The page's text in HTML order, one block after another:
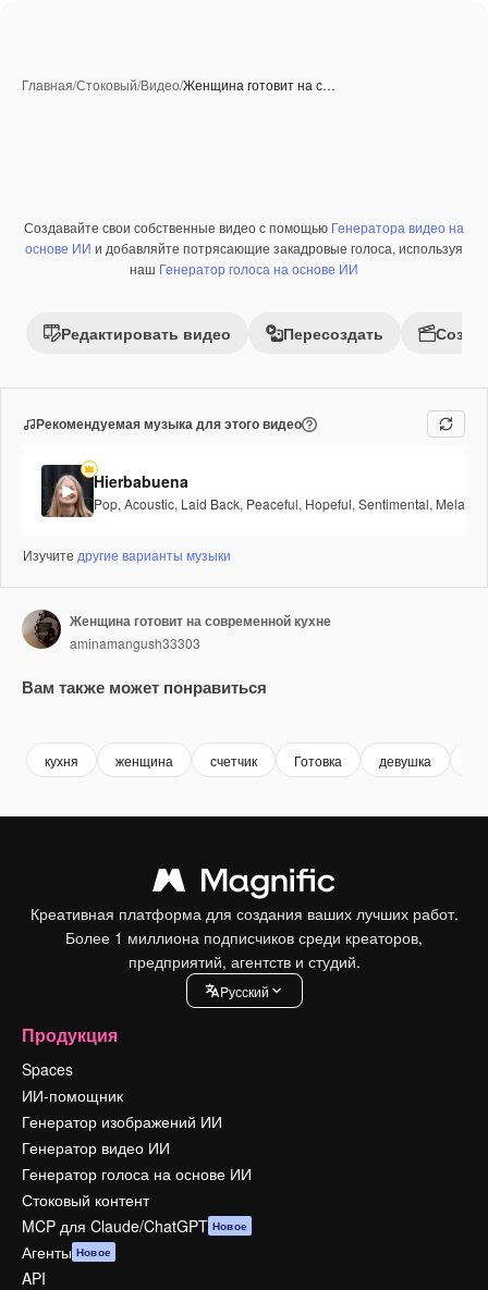
Главная/Стоковый/Видео/Женщина готовит на с…
Премиум
Создавайте свои собственные видео с помощью Генератора видео на
основе ИИ и добавляйте потрясающие закадровые голоса, используя
наш Генератор голоса на основе ИИ
Редактировать видео Пересоздать
Рекомендуемая музыка для этого видео
Hierbabuena
Pop, Acoustic, Laid Back, Peaceful, Hopeful, Sentimental,
Изучите другие варианты музыки
Женщина готовит на современной кухне
aminamangush33303
Вам также может понравиться
кухня женщина счетчик Готовка девушка
Креативная платформа для создания ваших лучших работ.
Более 1 миллиона подписчиков среди креаторов,
предприятий, агентств и студий.
Pусский
Продукция
Spaces
ИИ-помощник
Генератор изображений ИИ
Генератор видео ИИ
Генератор голоса на основе ИИ
Стоковый контент
MCP для Claude/ChatGPT Новое
Агенты Новое
API